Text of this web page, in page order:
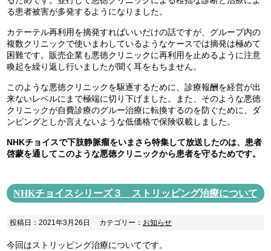
る患者被害が多発するようになりました。
カテーテル再利用を摘発すればいいだけの話ですが、グループ内の
複数クリニックで使いまわしているようなケースでは摘発は極めて
困難です。販売企業も悪徳クリニックに再利用を止めるように注意
喚起を繰り返し行いましたが聞く耳をもちません。
このような悪徳クリニックを駆逐するために、診療報酬を経営が出
来ないレベルにまで極端に切り下げました。また、そのような悪徳
クリニックが自費診療のグルー治療に転換するのを防ぐために、ダ
ンピングとしか言えないような低価格で保険収載しました。
NHKチョイスで下肢静脈瘤をいまさら特集して放送したのは、患者
啓蒙を通してこのような悪徳クリニックから患者を守るためです。
NHKチョイスシリーズ３ ストリッピング治療について
投稿日：2021年3月26日 カテゴリー： お知らせ
今回はストリッピング治療についてです。